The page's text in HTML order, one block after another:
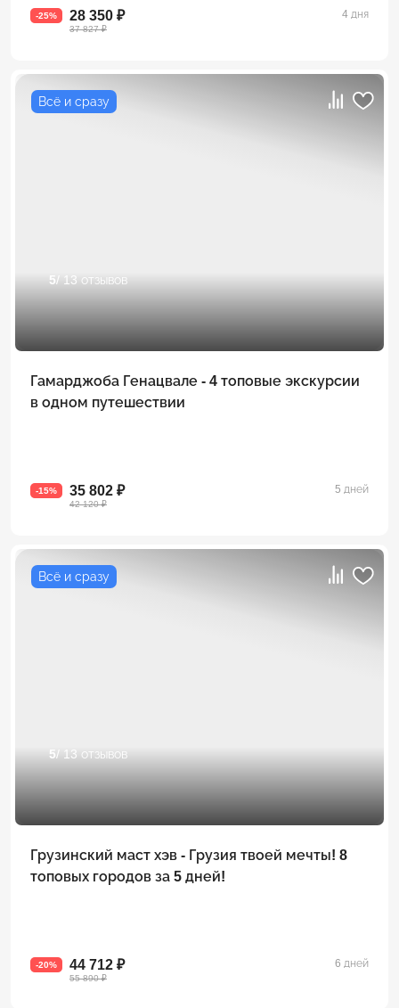
-25% 28 350 ₽
37 827 ₽
4 дня
Всё и сразу
5/ 13 отзывов
Гамарджоба Генацвале - 4 топовые экскурсии
в одном путешествии
-15% 35 802 ₽
42 120 ₽
5 дней
Всё и сразу
5/ 13 отзывов
Грузинский маст хэв - Грузия твоей мечты! 8
топовых городов за 5 дней!
-20% 44 712 ₽
55 890 ₽
6 дней